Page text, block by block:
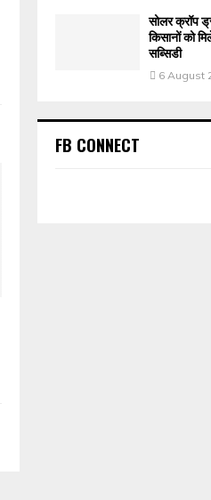
सोलर क्रॉप
किसानों को
सब्सिडी
6 August
FB CONNECT